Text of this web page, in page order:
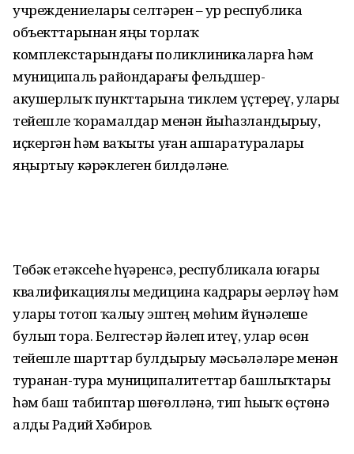
учреждениелары селтәрен – ҙур республика
объекттарынан яңы торлаҡ
комплекстарындағы поликлиникаларға һәм
муниципаль райондарҙағы фельдшер-
акушерлыҡ пункттарына тиклем үҫтереү, уларҙы
тейешле ҡорамалдар менән йыһазландырыу,
иҫкергән һәм ваҡыты уҙған аппаратураларҙы
яңыртыу кәрәклеген билдәләне.
Төбәк етәксеһе һүҙҙәренсә, республикала юғары
квалификациялы медицина кадрҙары әҙерләү һәм
уларҙы тотоп ҡалыу эштең мөһим йүнәлеше
булып тора. Белгестәр йәлеп итеү, улар өсөн
тейешле шарттар булдырыу мәсьәләләре менән
туранан-тура муниципалитеттар башлыҡтары
һәм баш табиптар шөғөлләнә, тип һыҙыҡ өҫтөнә
алды Радий Хәбиров.